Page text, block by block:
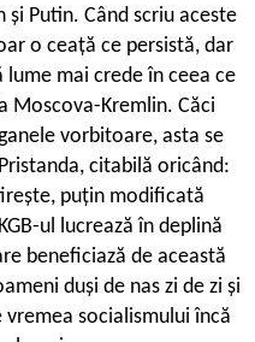
Putin. Când scriu aceste
o ceață ce persistă, dar
mai crede în ceea ce
Moscova-Kremlin. Căci
vorbitoare, asta se
citabilă oricând:
puțin modificată
ul lucrează în deplină
beneficiază de această
duși de nas zi de zi și
vremea socialismului încă